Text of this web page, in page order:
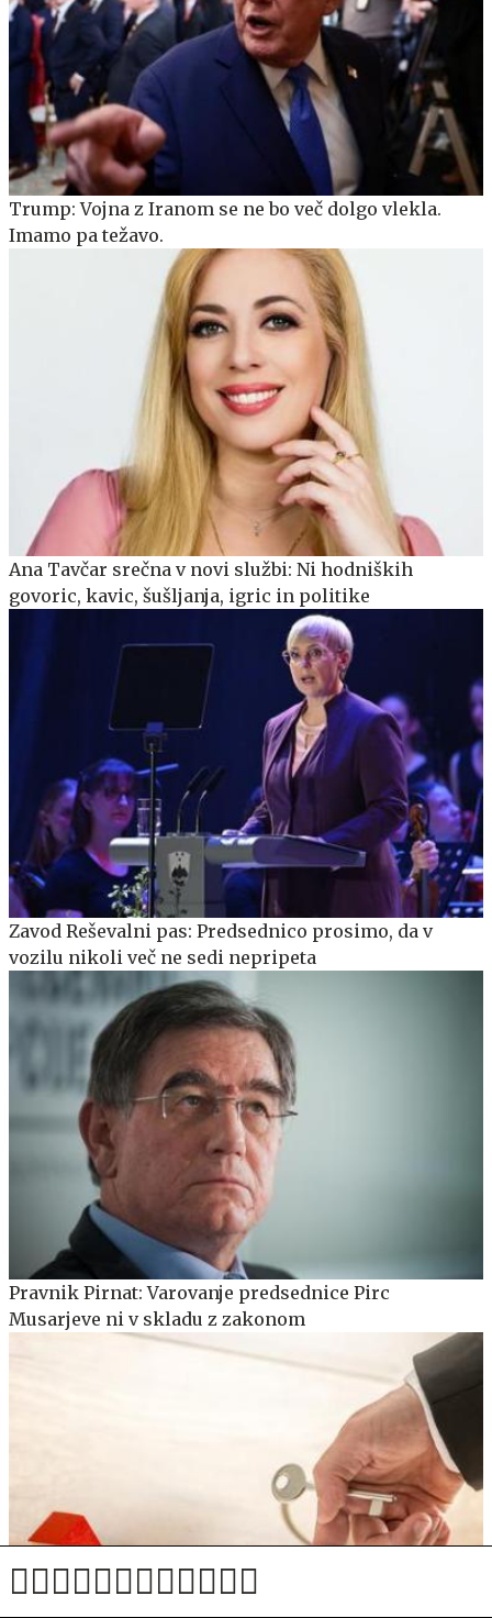
Trump: Vojna z Iranom se ne bo več dolgo vlekla.
Imamo pa težavo.
Ana Tavčar srečna v novi službi: Ni hodniških
govoric, kavic, šušljanja, igric in politike
Zavod Reševalni pas: Predsednico prosimo, da v
vozilu nikoli več ne sedi nepripeta
Pravnik Pirnat: Varovanje predsednice Pirc
Musarjeve ni v skladu z zakonom